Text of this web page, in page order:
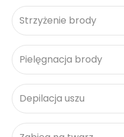
Strzyżenie brody
Pielęgnacja brody
Depilacja uszu